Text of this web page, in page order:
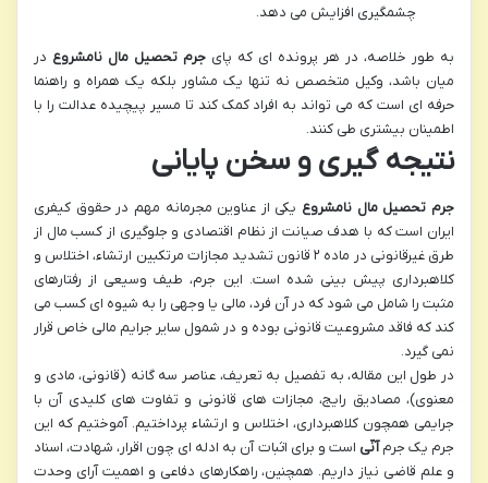
چشمگیری افزایش می دهد.
به طور خلاصه، در هر پرونده ای که پای جرم تحصیل مال نامشروع در
میان باشد، وکیل متخصص نه تنها یک مشاور بلکه یک همراه و راهنما
حرفه ای است که می تواند به افراد کمک کند تا مسیر پیچیده عدالت را با
اطمینان بیشتری طی کنند.
نتیجه گیری و سخن پایانی
جرم تحصیل مال نامشروع یکی از عناوین مجرمانه مهم در حقوق کیفری
ایران است که با هدف صیانت از نظام اقتصادی و جلوگیری از کسب مال از
طرق غیرقانونی در ماده ۲ قانون تشدید مجازات مرتکبین ارتشاء، اختلاس و
کلاهبرداری پیش بینی شده است. این جرم، طیف وسیعی از رفتارهای
مثبت را شامل می شود که در آن فرد، مالی یا وجهی را به شیوه ای کسب می
کند که فاقد مشروعیت قانونی بوده و در شمول سایر جرایم مالی خاص قرار
نمی گیرد.
در طول این مقاله، به تفصیل به تعریف، عناصر سه گانه (قانونی، مادی و
معنوی)، مصادیق رایج، مجازات های قانونی و تفاوت های کلیدی آن با
جرایمی همچون کلاهبرداری، اختلاس و ارتشاء پرداختیم. آموختیم که این
جرم یک جرمآنّی است و برای اثبات آن به ادله ای چون اقرار، شهادت، اسناد
و علم قاضی نیاز داریم. همچنین، راهکارهای دفاعی و اهمیت آرای وحدت